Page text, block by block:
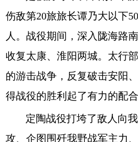
伤敌第20旅旅长谭乃大以下
人。战役期间，深入陇海路
收复太康、淮阳两城。太行
的游击战争，反复破击安阳
得战役的胜利起了有力的配合
定陶战役打垮了敌人向
攻、企图围歼我野战军主力